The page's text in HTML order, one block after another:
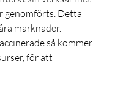
genomförts. Detta
marknader.
så kommer
för att